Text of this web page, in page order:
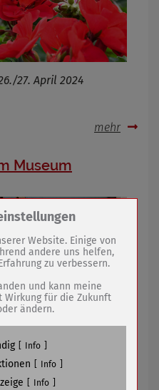
27. April 2024
mehr
Museum
und
Cookies /
Cookie
Website (Wenko-
& Co. KG)
/ SPAM
Entscheidungscookie
Website. Einige von
andere uns helfen,
zu verbessern.
und kann meine
Wirkung für die Zukunft
ändern.
Info
Info
Info